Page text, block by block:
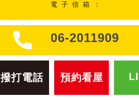
電子信箱：
06-2011909
撥打電話 預約看屋